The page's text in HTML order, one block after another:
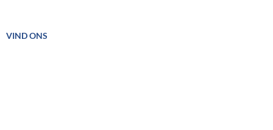
VIND ONS